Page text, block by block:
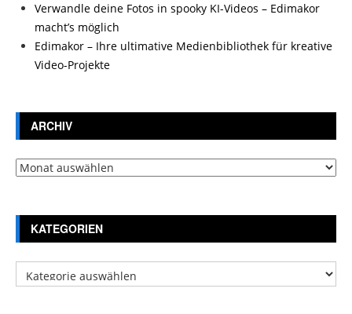
Verwandle deine Fotos in spooky KI-Videos – Edimakor
macht’s möglich
Edimakor – Ihre ultimative Medienbibliothek für kreative
Video-Projekte
ARCHIV
Archiv
KATEGORIEN
Kategorien